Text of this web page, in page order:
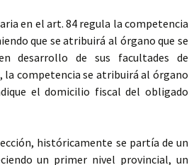
en el art. 84 regula la competencia
que se atribuirá al órgano que se
desarrollo de sus facultades de
la competencia se atribuirá al órgano
el domicilio fiscal del obligado
históricamente se partía de un
un primer nivel provincial, un